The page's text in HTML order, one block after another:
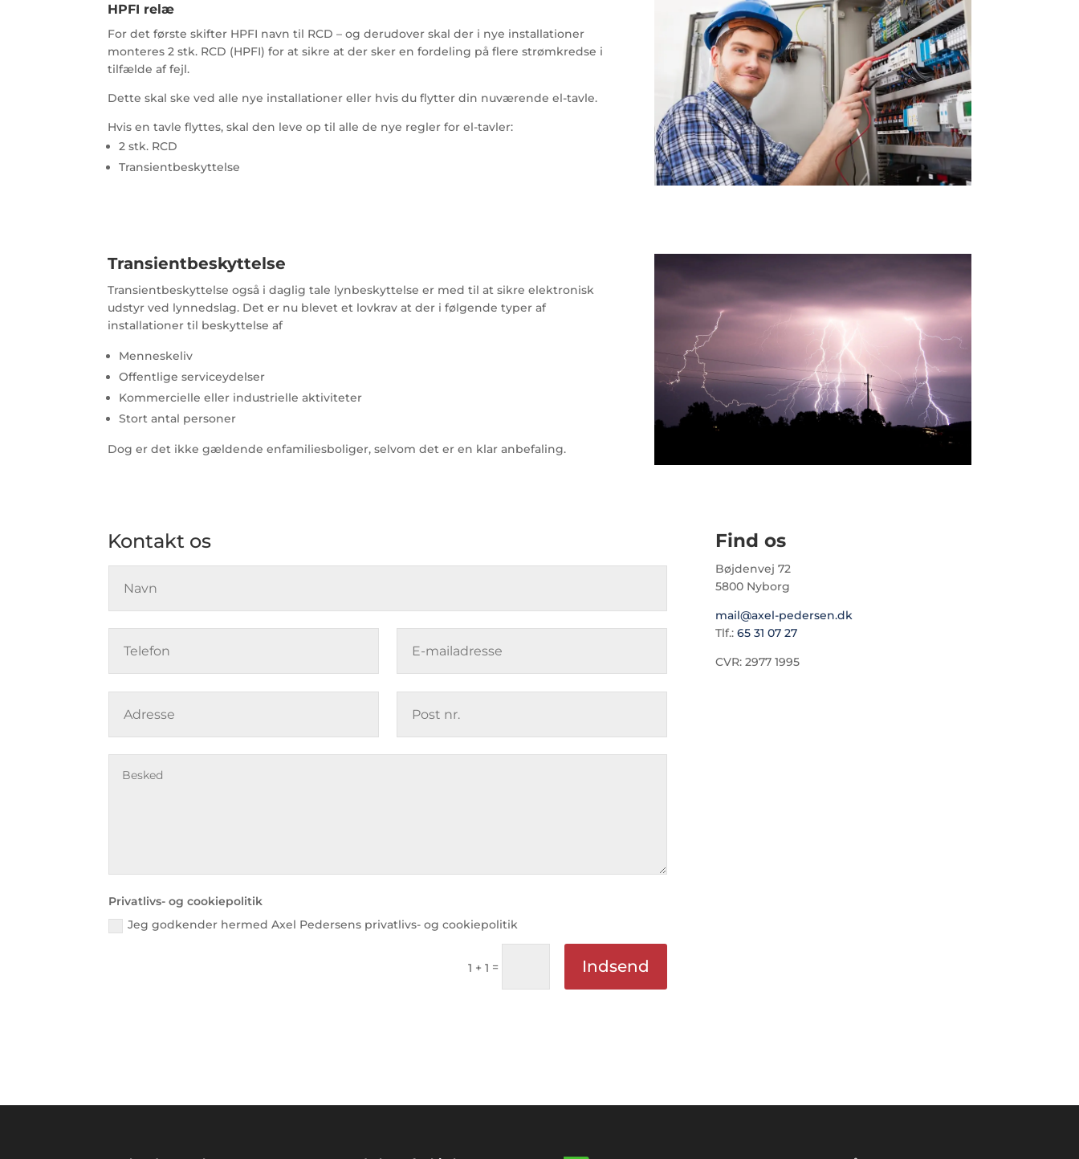
HPFI relæ
For det første skifter HPFI navn til RCD – og derudover skal der i nye installationer
monteres 2 stk. RCD (HPFI) for at sikre at der sker en fordeling på flere strømkredse i
tilfælde af fejl.
Dette skal ske ved alle nye installationer eller hvis du flytter din nuværende el-tavle.
Hvis en tavle flyttes, skal den leve op til alle de nye regler for el-tavler:
2 stk. RCD
Transientbeskyttelse
Transientbeskyttelse
Transientbeskyttelse også i daglig tale lynbeskyttelse er med til at sikre elektronisk
udstyr ved lynnedslag. Det er nu blevet et lovkrav at der i følgende typer af
installationer til beskyttelse af
Menneskeliv
Offentlige serviceydelser
Kommercielle eller industrielle aktiviteter
Stort antal personer
Dog er det ikke gældende enfamiliesboliger, selvom det er en klar anbefaling.
Kontakt os
Privatlivs- og cookiepolitik
Jeg godkender hermed Axel Pedersens privatlivs- og cookiepolitik
1 + 1 = Indsend
Find os
Bøjdenvej 72
5800 Nyborg
mail@axel-pedersen.dk
Tlf.: 65 31 07 27
CVR: 2977 1995